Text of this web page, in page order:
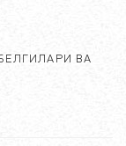
ВА